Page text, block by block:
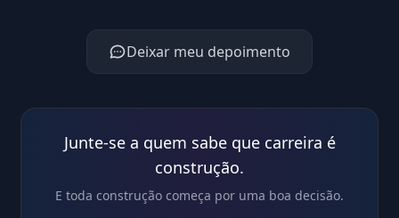
Deixar meu depoimento
Junte-se a quem sabe que carreira é
construção.
E toda construção começa por uma boa decisão.